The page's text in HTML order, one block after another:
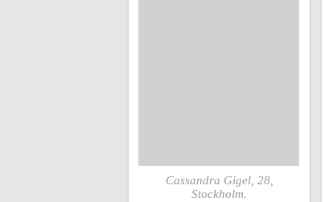
Cassandra Gigel, 28,
Stockholm.